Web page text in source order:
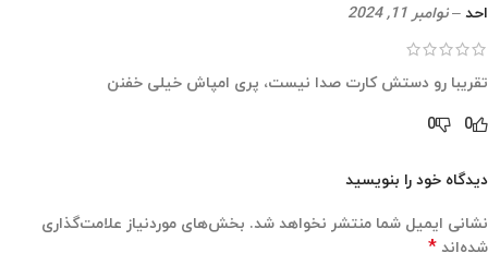
احد – نوامبر 11, 2024
تقریبا رو دستش کارت صدا نیست، پری امپاش خیلی خفنن
0
0
دیدگاه خود را بنویسید
نشانی ایمیل شما منتشر نخواهد شد. بخش‌های موردنیاز علامت‌گذاری
شده‌اند *